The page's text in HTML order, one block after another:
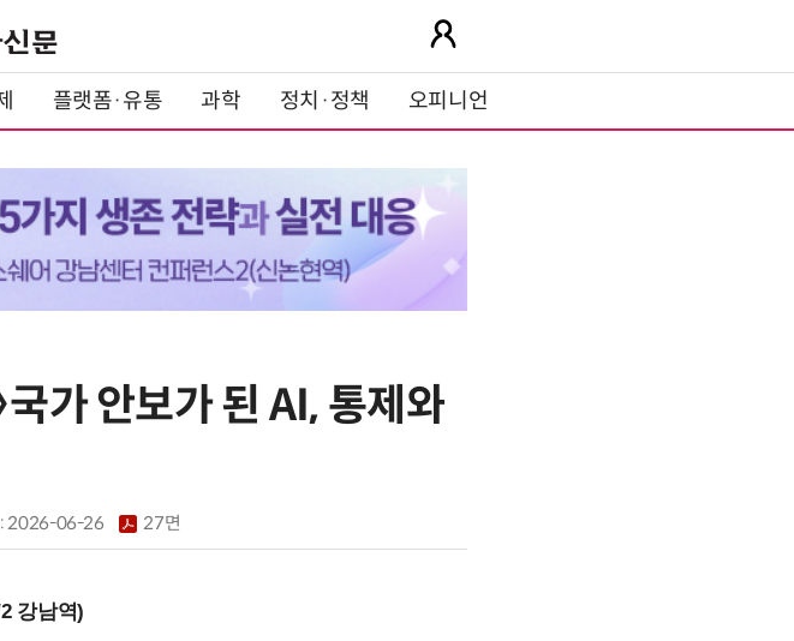
플랫폼·유통 과학 정치·정책 오피니언
가 안보가 된 AI, 통제와
2026-06-26 27면
강남역)